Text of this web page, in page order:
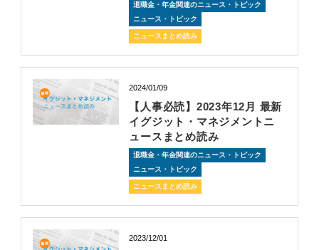
退職金・年金関連のニュース・トピック
ニュース・トピック
ニュースまとめ読み
2024/01/09
【人事必読】2023年12月 最新
イグジット・マネジメントニ
ュースまとめ読み
退職金・年金関連のニュース・トピック
ニュース・トピック
ニュースまとめ読み
2023/12/01